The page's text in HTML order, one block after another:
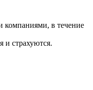
компаниями, в течение
и страхуются.